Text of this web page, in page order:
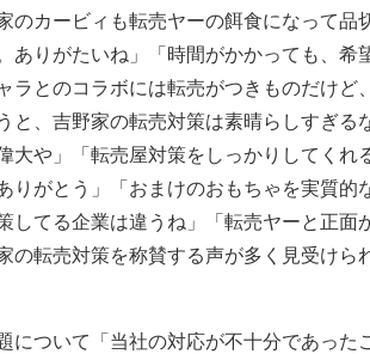
のカービィも転売ヤーの餌食になって品
ありがたいね」「時間がかかっても、希
とのコラボには転売がつきものだけど
、吉野家の転売対策は素晴らしすぎる
大や」「転売屋対策をしっかりしてくれ
りがとう」「おまけのおもちゃを実質的
してる企業は違うね」「転売ヤーと正面
の転売対策を称賛する声が多く見受けら
ついて「当社の対応が不十分であった